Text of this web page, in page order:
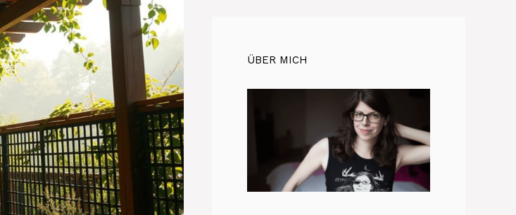
ÜBER MICH